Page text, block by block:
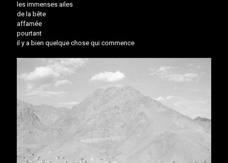
les immenses ailes
de la bête
affamée
pourtant
il y a bien quelque chose qui commence